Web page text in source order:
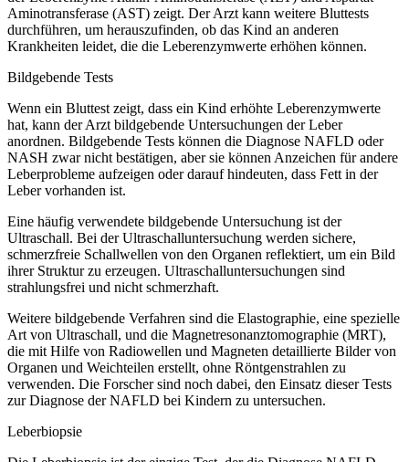
Aminotransferase (AST) zeigt. Der Arzt kann weitere Bluttests
durchführen, um herauszufinden, ob das Kind an anderen
Krankheiten leidet, die die Leberenzymwerte erhöhen können.
Bildgebende Tests
Wenn ein Bluttest zeigt, dass ein Kind erhöhte Leberenzymwerte
hat, kann der Arzt bildgebende Untersuchungen der Leber
anordnen. Bildgebende Tests können die Diagnose NAFLD oder
NASH zwar nicht bestätigen, aber sie können Anzeichen für andere
Leberprobleme aufzeigen oder darauf hindeuten, dass Fett in der
Leber vorhanden ist.
Eine häufig verwendete bildgebende Untersuchung ist der
Ultraschall. Bei der Ultraschalluntersuchung werden sichere,
schmerzfreie Schallwellen von den Organen reflektiert, um ein Bild
ihrer Struktur zu erzeugen. Ultraschalluntersuchungen sind
strahlungsfrei und nicht schmerzhaft.
Weitere bildgebende Verfahren sind die Elastographie, eine spezielle
Art von Ultraschall, und die Magnetresonanztomographie (MRT),
die mit Hilfe von Radiowellen und Magneten detaillierte Bilder von
Organen und Weichteilen erstellt, ohne Röntgenstrahlen zu
verwenden. Die Forscher sind noch dabei, den Einsatz dieser Tests
zur Diagnose der NAFLD bei Kindern zu untersuchen.
Leberbiopsie